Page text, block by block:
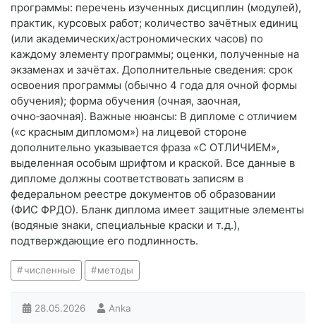
программы: перечень изученных дисциплин (модулей),
практик, курсовых работ; количество зачётных единиц
(или академических/астрономических часов) по
каждому элементу программы; оценки, полученные на
экзаменах и зачётах. Дополнительные сведения: срок
освоения программы (обычно 4 года для очной формы
обучения); форма обучения (очная, заочная,
очно‑заочная). Важные нюансы: В дипломе с отличием
(«с красным дипломом») на лицевой стороне
дополнительно указывается фраза «С ОТЛИЧИЕМ»,
выделенная особым шрифтом и краской. Все данные в
дипломе должны соответствовать записям в
федеральном реестре документов об образовании
(ФИС ФРДО). Бланк диплома имеет защитные элементы
(водяные знаки, специальные краски и т. д.),
подтверждающие его подлинность.
численные методы
28.05.2026 Anka